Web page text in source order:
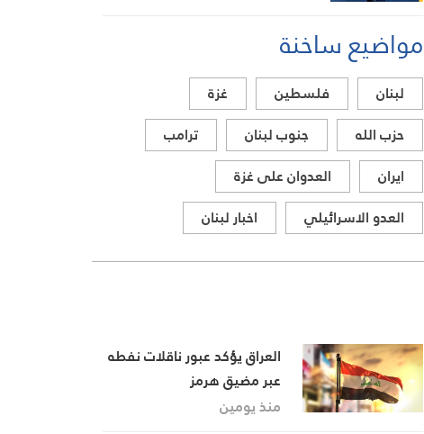
المستجدات على الساحتين
السياسية والميدانية، إلى جانب
المواقف الرسمية وأبرز التطورات
ذات الصلة بالشأنين الداخلي
والإقليمي
مواضيع ساخنة
لبنان فلسطين
غزة
حزب الله
جنوب لبنان
ترامب
ايران
العدوان على غزة
العدو الاسرائيلي
اخبار لبنان
العراق يؤكد عبور ناقلات نفطه
عبر مضيق هرمز
منذ يومين